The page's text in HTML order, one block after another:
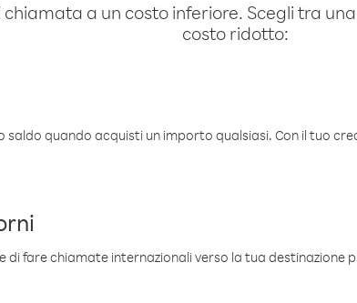
a un costo inferiore. Scegli tra
costo ridotto:
saldo quando acquisti un importo qualsiasi. Con il tuo
di fare chiamate internazionali verso la tua destinazione